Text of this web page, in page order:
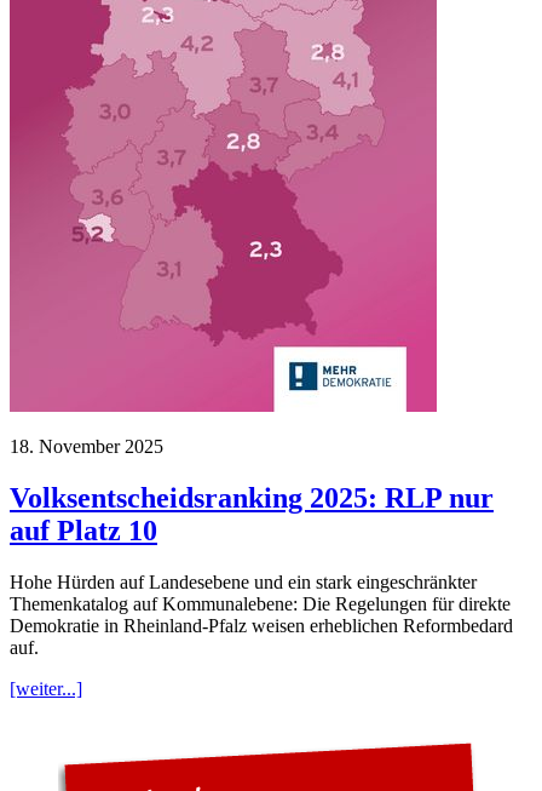
18. November 2025
Volksentscheidsranking 2025: RLP nur
auf Platz 10
Hohe Hürden auf Landesebene und ein stark eingeschränkter
Themenkatalog auf Kommunalebene: Die Regelungen für direkte
Demokratie in Rheinland-Pfalz weisen erheblichen Reformbedard
auf.
[weiter...]